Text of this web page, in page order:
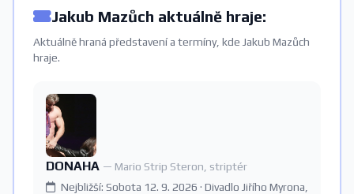
Jakub Mazůch aktuálně hraje:
Aktuálně hraná představení a termíny, kde Jakub Mazůch
hraje.
DONAHA — Mario Strip Steron, striptér
Nejbližší: Sobota 12. 9. 2026 · Divadlo Jiřího Myrona,